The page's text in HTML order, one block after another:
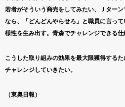
若者がそういう商売をしてみたい、Ｊター
なら、「どんどんやらせろ」と職員に言っ
様性を生み出す。青森でチャレンジできる仕
こうした取り組みの効果を最大限獲得する
チャレンジしていきたい。
（東奥日報）